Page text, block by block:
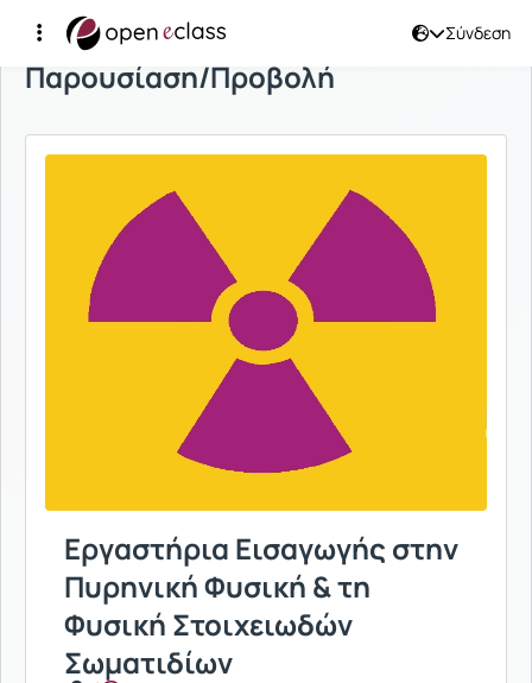
Σύνδεση
Παρουσίαση/Προβολή
Εργαστήρια Εισαγωγής στην
Πυρηνική Φυσική & τη
Φυσική Στοιχειωδών
Σωματιδίων